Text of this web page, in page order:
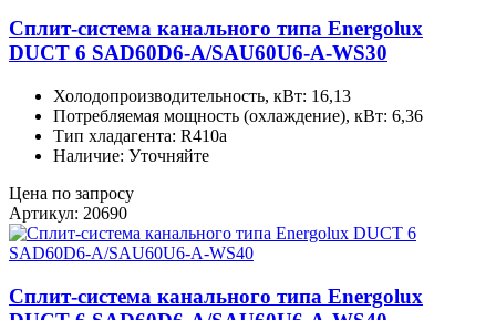
Сплит-система канального типа Energolux
DUCT 6 SAD60D6-A/SAU60U6-A-WS30
Холодопроизводительность, кВт: 16,13
Потребляемая мощность (охлаждение), кВт: 6,36
Тип хладагента: R410a
Наличие: Уточняйте
Цена по запросу
Артикул: 20690
Сплит-система канального типа Energolux